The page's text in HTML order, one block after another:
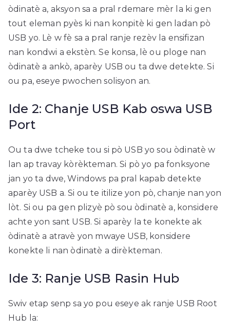
òdinatè a, aksyon sa a pral rdemare mèr la ki gen
tout eleman pyès ki nan konpitè ki gen ladan pò
USB yo. Lè w fè sa a pral ranje rezèv la ensifizan
nan kondwi a ekstèn. Se konsa, lè ou ploge nan
òdinatè a ankò, aparèy USB ou ta dwe detekte. Si
ou pa, eseye pwochen solisyon an.
Ide 2: Chanje USB Kab oswa USB
Port
Ou ta dwe tcheke tou si pò USB yo sou òdinatè w
lan ap travay kòrèkteman. Si pò yo pa fonksyone
jan yo ta dwe, Windows pa pral kapab detekte
aparèy USB a. Si ou te itilize yon pò, chanje nan yon
lòt. Si ou pa gen plizyè pò sou òdinatè a, konsidere
achte yon sant USB. Si aparèy la te konekte ak
òdinatè a atravè yon mwaye USB, konsidere
konekte li nan òdinatè a dirèkteman.
Ide 3: Ranje USB Rasin Hub
Swiv etap senp sa yo pou eseye ak ranje USB Root
Hub la: